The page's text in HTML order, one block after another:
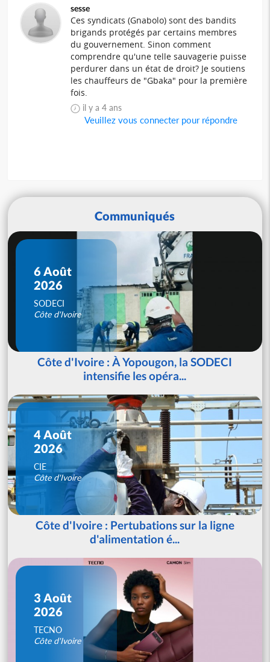
sesse
Ces syndicats (Gnabolo) sont des bandits
brigands protégés par certains membres
du gouvernement. Sinon comment
comprendre qu'une telle sauvagerie puisse
perdurer dans un état de droit? Je soutiens
les chauffeurs de "Gbaka" pour la première
fois.
il y a 4 ans
Veuillez vous connecter pour répondre
Communiqués
6 Août
2026
SODECI
Côte d'Ivoire
Côte d'Ivoire : À Yopougon, la SODECI
intensifie les opéra...
4 Août
2026
CIE
Côte d'Ivoire
Côte d'Ivoire : Pertubations sur la ligne
d'alimentation é...
3 Août
2026
TECNO
Côte d'Ivoire